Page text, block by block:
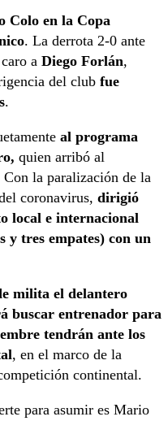
Colo en la Copa
. La derrota 2-0 ante
a Diego Forlán,
del club fue
.
al programa
quien arribó al
la paralización de la
coronavirus, dirigió
local e internacional
y tres empates) con un
milita el delantero
buscar entrenador para
tendrán ante los
, en el marco de la
continental.
para asumir es Mario